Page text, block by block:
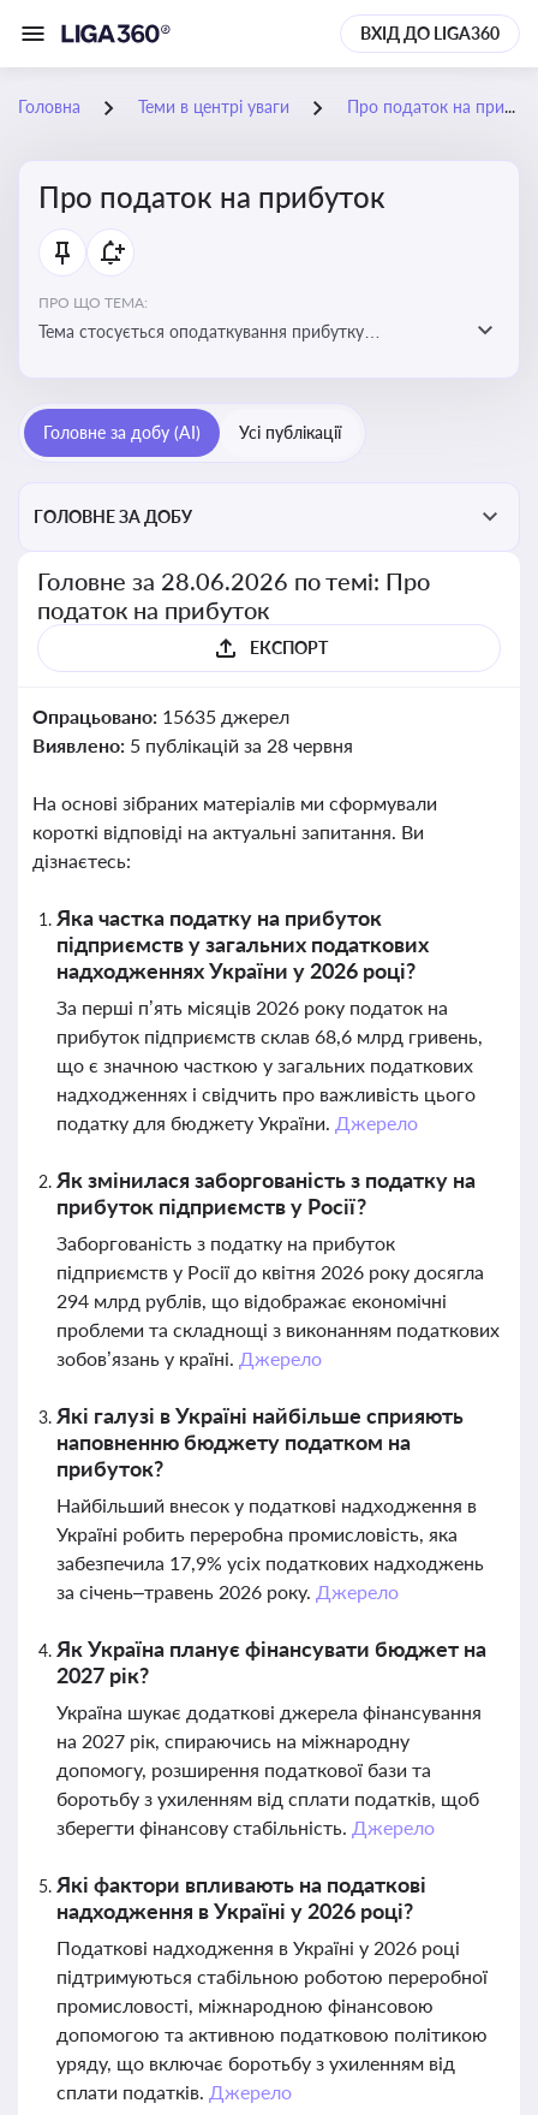
ВХІД ДО LIGA360
Головна Теми в центрі уваги Про податок на прибуток
Про податок на прибуток
ПРО ЩО ТЕМА:
Тема стосується оподаткування прибутку
звітність для бізнесу, бухгалтерів і юристів
Головне за добу (AI) Усі публікації
ГОЛОВНЕ ЗА ДОБУ
Головне за 28.06.2026 по темі: Про
податок на прибуток
ЕКСПОРТ
Опрацьовано: 15635 джерел
Виявлено: 5 публікацій за 28 червня
На основі зібраних матеріалів ми сформували
короткі відповіді на актуальні запитання. Ви
дізнаєтесь:
Яка частка податку на прибуток
підприємств у загальних податкових
надходженнях України у 2026 році?
За перші п’ять місяців 2026 року податок на
прибуток підприємств склав 68,6 млрд гривень,
що є значною часткою у загальних податкових
надходженнях і свідчить про важливість цього
податку для бюджету України. Джерело
Як змінилася заборгованість з податку на
прибуток підприємств у Росії?
Заборгованість з податку на прибуток
підприємств у Росії до квітня 2026 року досягла
294 млрд рублів, що відображає економічні
проблеми та складнощі з виконанням податкових
зобов’язань у країні. Джерело
Які галузі в Україні найбільше сприяють
наповненню бюджету податком на
прибуток?
Найбільший внесок у податкові надходження в
Україні робить переробна промисловість, яка
забезпечила 17,9% усіх податкових надходжень
за січень–травень 2026 року. Джерело
Як Україна планує фінансувати бюджет на
2027 рік?
Україна шукає додаткові джерела фінансування
на 2027 рік, спираючись на міжнародну
допомогу, розширення податкової бази та
боротьбу з ухиленням від сплати податків, щоб
зберегти фінансову стабільність. Джерело
Які фактори впливають на податкові
надходження в Україні у 2026 році?
Податкові надходження в Україні у 2026 році
підтримуються стабільною роботою переробної
промисловості, міжнародною фінансовою
допомогою та активною податковою політикою
уряду, що включає боротьбу з ухиленням від
сплати податків. Джерело